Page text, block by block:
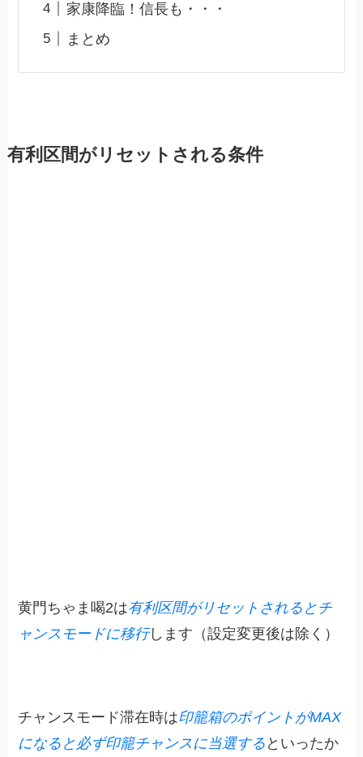
家康降臨！信長も・・・
まとめ
有利区間がリセットされる条件
黄門ちゃま喝2は有利区間がリセットされるとチ
ャンスモードに移行します（設定変更後は除く）
チャンスモード滞在時は印籠箱のポイントがMAX
になると必ず印籠チャンスに当選する といったか